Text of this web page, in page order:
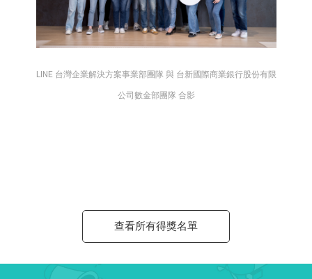
LINE 台灣企業解決方案事業部團隊 與 台新國際商業銀行股份有限
公司數金部團隊 合影
查看所有得獎名單